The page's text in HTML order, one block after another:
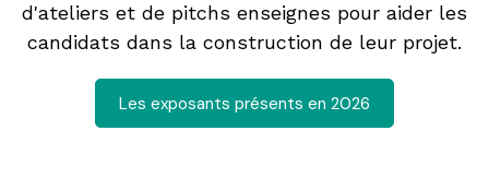
d'ateliers et de pitchs enseignes pour aider les
candidats dans la construction de leur projet.
Les exposants présents en 2026